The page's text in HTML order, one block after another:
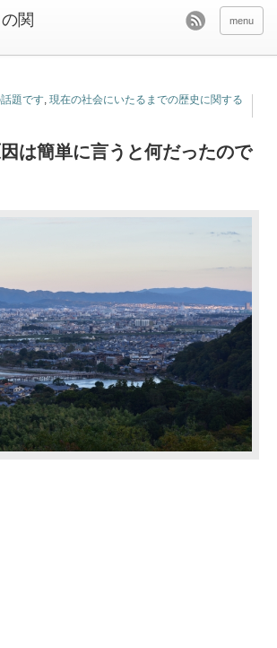
関
menu
題です, 現在の社会にいたるまでの歴史に関する
は簡単に言うと何だったので